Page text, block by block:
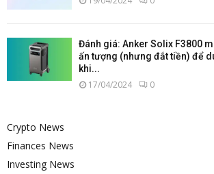
Đánh giá: Anker Solix F3800
ấn tượng (nhưng đắt tiền) để
khi...
17/04/2024 0
Crypto News
Finances News
Investing News